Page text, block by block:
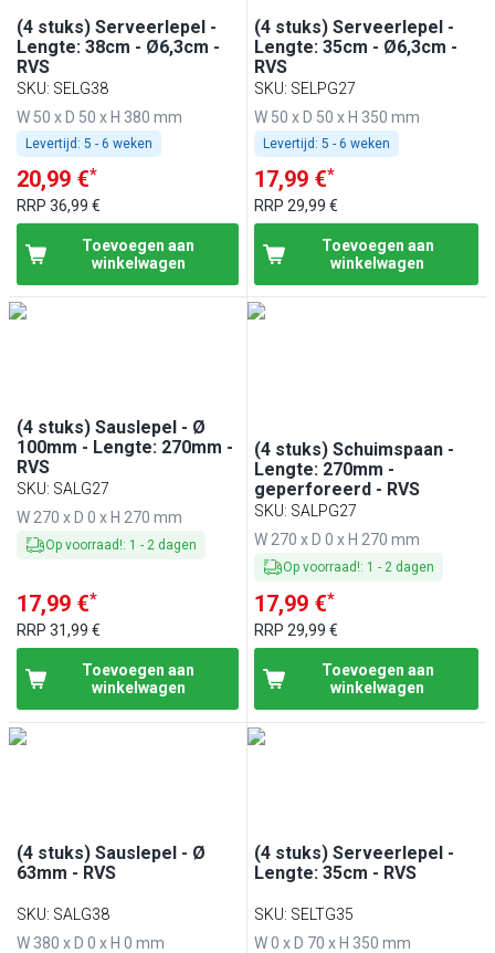
(4 stuks) Serveerlepel -
Lengte: 38cm - Ø6,3cm -
RVS
SKU: SELG38
W 50 x D 50 x H 380 mm
Levertijd: 5 - 6 weken
20,99 €*
RRP 36,99 €
Toevoegen aan
winkelwagen
(4 stuks) Serveerlepel -
Lengte: 35cm - Ø6,3cm -
RVS
SKU: SELPG27
W 50 x D 50 x H 350 mm
Levertijd: 5 - 6 weken
17,99 €*
RRP29,99 €
Toevoegen aan
winkelwagen
(4 stuks) Sauslepel - Ø
100mm - Lengte: 270mm -
RVS
SKU: SALG27
W 270 x D 0 x H 270 mm
Op voorraad!: 1 - 2 dagen
17,99 €*
RRP 31,99 €
Toevoegen aan
winkelwagen
(4 stuks) Schuimspaan -
Lengte: 270mm -
geperforeerd - RVS
SKU: SALPG27
W 270 x D 0 x H 270 mm
Op voorraad!: 1 - 2 dagen
17,99 €*
RRP29,99 €
Toevoegen aan
winkelwagen
(4 stuks) Sauslepel - Ø
63mm - RVS
SKU: SALG38
W 380 x D 0 x H 0 mm
(4 stuks) Serveerlepel -
Lengte: 35cm - RVS
SKU: SELTG35
W 0 x D 70 x H 350 mm